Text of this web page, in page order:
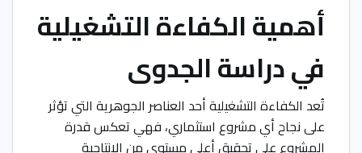
أهمية الكفاءة التشغيلية
في دراسة الجدوى
تُعد الكفاءة التشغيلية أحد العناصر الجوهرية التي تؤثر
على نجاح أي مشروع استثماري، فهي تعكس قدرة
المشروع على تحقيق أعلى مستوى من الإنتاجية